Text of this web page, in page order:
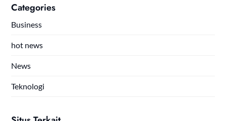
Categories
Business
hot news
News
Teknologi